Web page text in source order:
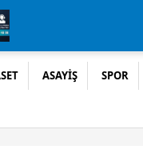
ASAYİŞ SPOR